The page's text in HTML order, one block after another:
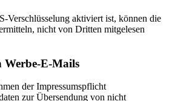
Verschlüsselung aktiviert ist, können die
nicht von Dritten mitgelesen
Werbe-E-Mails
der Impressumspflicht
zur Übersendung von nicht